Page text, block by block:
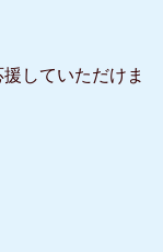
していただけま